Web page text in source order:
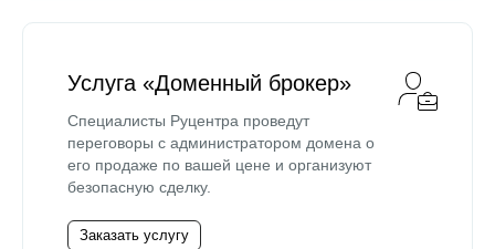
Услуга «Доменный брокер»
Специалисты Руцентра проведут
переговоры с администратором домена о
его продаже по вашей цене и организуют
безопасную сделку.
Заказать услугу